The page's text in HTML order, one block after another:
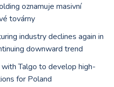
oznamuje masivní
továrny
industry declines again in
downward trend
Talgo to develop high-
for Poland